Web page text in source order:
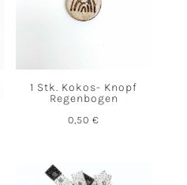
1 Stk. Kokos- Knopf
Regenbogen
0,50€